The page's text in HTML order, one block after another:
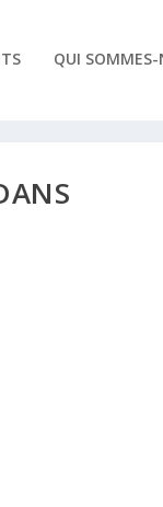
QUI SOMMES-